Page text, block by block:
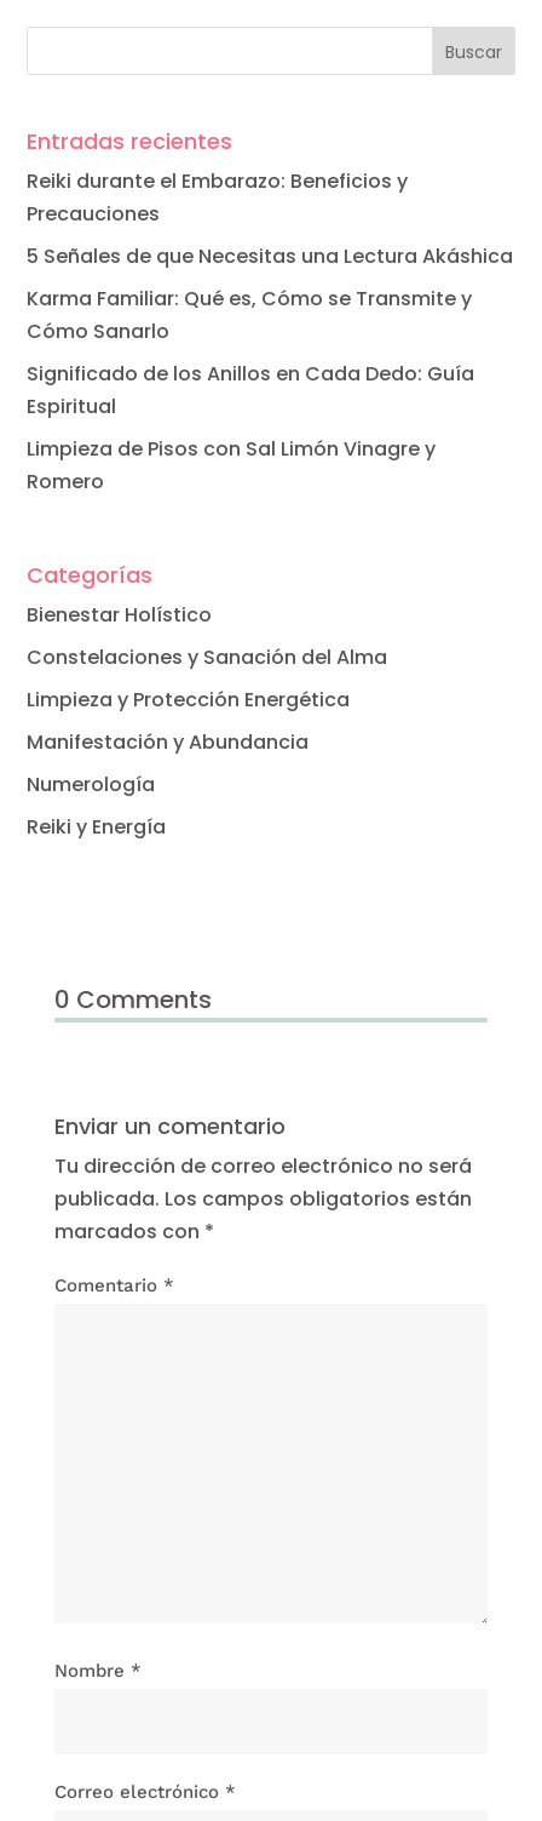
Entradas recientes
Reiki durante el Embarazo: Beneficios y
Precauciones
5 Señales de que Necesitas una Lectura Akáshica
Karma Familiar: Qué es, Cómo se Transmite y
Cómo Sanarlo
Significado de los Anillos en Cada Dedo: Guía
Espiritual
Limpieza de Pisos con Sal Limón Vinagre y
Romero
Categorías
Bienestar Holístico
Constelaciones y Sanación del Alma
Limpieza y Protección Energética
Manifestación y Abundancia
Numerología
Reiki y Energía
0 Comments
Enviar un comentario
Tu dirección de correo electrónico no será
publicada. Los campos obligatorios están
marcados con *
Comentario *
Nombre *
Correo electrónico *